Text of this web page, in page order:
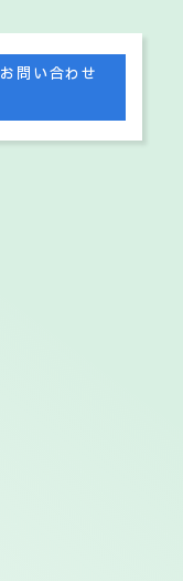
お問い合わせ